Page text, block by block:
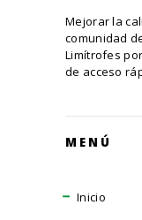
Mejorar la
comunidad
Limítrofes
de acceso
MENÚ
Inicio